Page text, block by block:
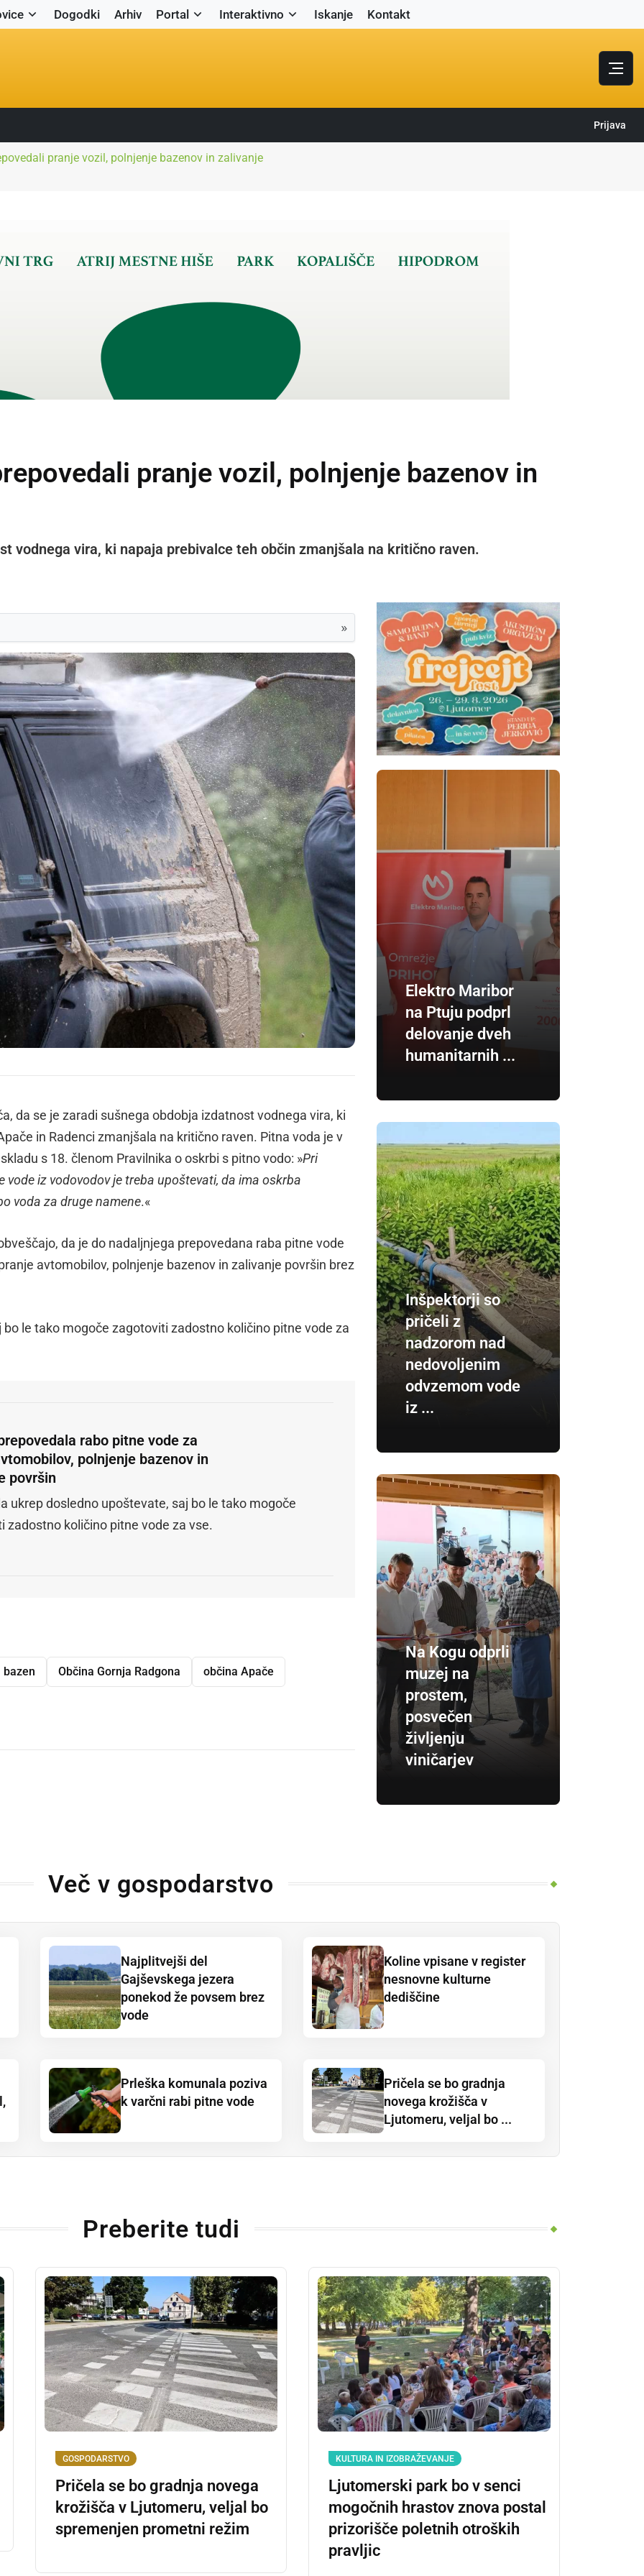
Dogodki Arhiv Portal Interaktivno Iskanje Kontakt
Prijava
pranje vozil, polnjenje bazenov in zalivanje
pranje vozil, polnjenje bazenov in
vodnega vira, ki napaja prebivalce teh občin zmanjšala na kritično raven.
»
da se je zaradi sušnega obdobja izdatnost vodnega vira, ki
in Radenci zmanjšala na kritično raven. Pitna voda je v
s 18. členom Pravilnika o oskrbi s pitno vodo: »Pri
vode iz vodovodov je treba upoštevati, da ima oskrba
voda za druge namene.«
da je do nadaljnjega prepovedana raba pitne vode
avtomobilov, polnjenje bazenov in zalivanje površin brez
bo le tako mogoče zagotoviti zadostno količino pitne vode za
prepovedala rabo pitne vode za
polnjenje bazenov in
površin
ukrep dosledno upoštevate, saj bo le tako mogoče
zadostno količino pitne vode za vse.
bazen Občina Gornja Radgona občina Apače
Elektro Maribor
na Ptuju podprl
delovanje dveh
humanitarnih ...
Inšpektorji so
pričeli z
nadzorom nad
nedovoljenim
odvzemom vode
iz ...
Na Kogu odprli
muzej na
prostem,
posvečen
življenju
viničarjev
Več v gospodarstvo
Najplitvejši del
Gajševskega jezera
ponekod že povsem brez
vode
Koline vpisane v register
nesnovne kulturne
dediščine
Prleška komunala poziva
k varčni rabi pitne vode
Pričela se bo gradnja
novega krožišča v
Ljutomeru, veljal bo ...
Preberite tudi
GOSPODARSTVO
Pričela se bo gradnja novega
krožišča v Ljutomeru, veljal bo
spremenjen prometni režim
KULTURA IN IZOBRAŽEVANJE
Ljutomerski park bo v senci
mogočnih hrastov znova postal
prizorišče poletnih otroških
pravljic